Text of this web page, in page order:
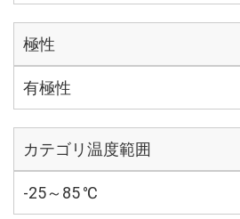
極性
有極性
カテゴリ温度範囲
-25～85 ℃